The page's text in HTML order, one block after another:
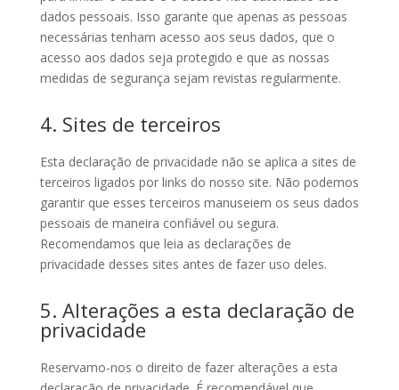
dados pessoais. Isso garante que apenas as pessoas
necessárias tenham acesso aos seus dados, que o
acesso aos dados seja protegido e que as nossas
medidas de segurança sejam revistas regularmente.
4. Sites de terceiros
Esta declaração de privacidade não se aplica a sites de
terceiros ligados por links do nosso site. Não podemos
garantir que esses terceiros manuseiem os seus dados
pessoais de maneira confiável ou segura.
Recomendamos que leia as declarações de
privacidade desses sites antes de fazer uso deles.
5. Alterações a esta declaração de
privacidade
Reservamo-nos o direito de fazer alterações a esta